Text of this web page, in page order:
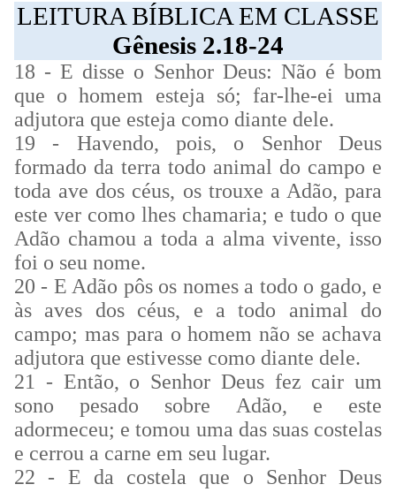
LEITURA BÍBLICA EM CLASSE
Gênesis 2.18-24
18 - E disse o Senhor Deus: Não é bom
que o homem esteja só; far-lhe-ei uma
adjutora que esteja como diante dele.
19 - Havendo, pois, o Senhor Deus
formado da terra todo animal do campo e
toda ave dos céus, os trouxe a Adão, para
este ver como lhes chamaria; e tudo o que
Adão chamou a toda a alma vivente, isso
foi o seu nome.
20 - E Adão pôs os nomes a todo o gado, e
às aves dos céus, e a todo animal do
campo; mas para o homem não se achava
adjutora que estivesse como diante dele.
21 - Então, o Senhor Deus fez cair um
sono pesado sobre Adão, e este
adormeceu; e tomou uma das suas costelas
e cerrou a carne em seu lugar.
22 - E da costela que o Senhor Deus